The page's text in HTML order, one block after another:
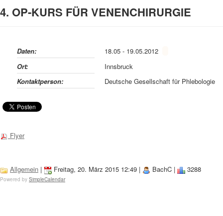
4. OP-KURS FÜR VENENCHIRURGIE
Daten:
18.05 - 19.05.2012
Ort:
Innsbruck
Kontaktperson:
Deutsche Gesellschaft für Phlebologie
Flyer
Allgemein | Freitag, 20. März 2015 12:49 | BachC | 3288
Powered by SimpleCalendar